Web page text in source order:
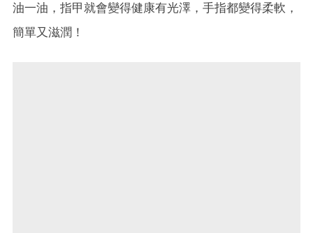
油一油，指甲就會變得健康有光澤，手指都變得柔軟，
簡單又滋潤！